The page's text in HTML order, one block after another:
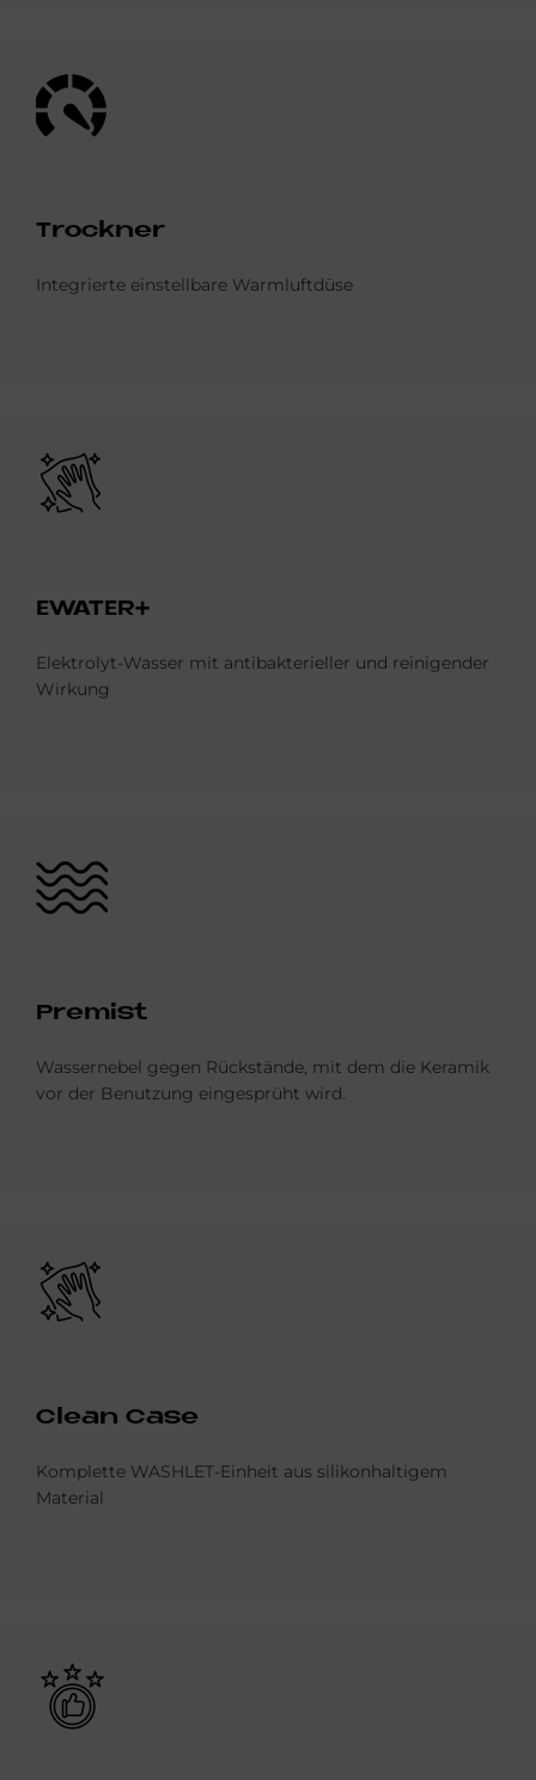
Bild
Trock­ner
Integrierte einstellbare Warmluftdüse
Bild
EWA­TER+
Elektrolyt-Wasser mit antibakterieller und reinigender
Wirkung
Bild
Pre­mist
Wassernebel gegen Rückstände, mit dem die Keramik
vor der Benutzung eingesprüht wird.
Bild
Clean Case
Komplette WASHLET-Einheit aus silikonhaltigem
Material
Bild